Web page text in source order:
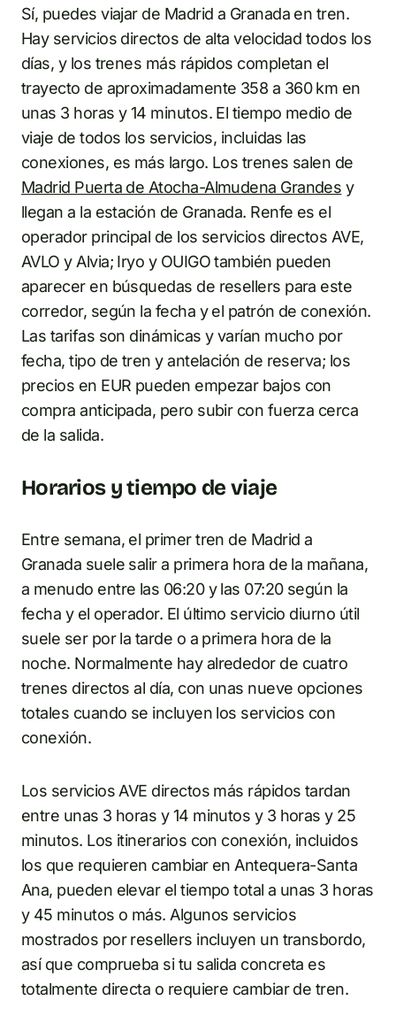
Sí, puedes viajar de Madrid a Granada en tren.
Hay servicios directos de alta velocidad todos los
días, y los trenes más rápidos completan el
trayecto de aproximadamente 358 a 360 km en
unas 3 horas y 14 minutos. El tiempo medio de
viaje de todos los servicios, incluidas las
conexiones, es más largo. Los trenes salen de
Madrid Puerta de Atocha-Almudena Grandes y
llegan a la estación de Granada. Renfe es el
operador principal de los servicios directos AVE,
AVLO y Alvia; Iryo y OUIGO también pueden
aparecer en búsquedas de resellers para este
corredor, según la fecha y el patrón de conexión.
Las tarifas son dinámicas y varían mucho por
fecha, tipo de tren y antelación de reserva; los
precios en EUR pueden empezar bajos con
compra anticipada, pero subir con fuerza cerca
de la salida.
Horarios y tiempo de viaje
Entre semana, el primer tren de Madrid a
Granada suele salir a primera hora de la mañana,
a menudo entre las 06:20 y las 07:20 según la
fecha y el operador. El último servicio diurno útil
suele ser por la tarde o a primera hora de la
noche. Normalmente hay alrededor de cuatro
trenes directos al día, con unas nueve opciones
totales cuando se incluyen los servicios con
conexión.
Los servicios AVE directos más rápidos tardan
entre unas 3 horas y 14 minutos y 3 horas y 25
minutos. Los itinerarios con conexión, incluidos
los que requieren cambiar en Antequera-Santa
Ana, pueden elevar el tiempo total a unas 3 horas
y 45 minutos o más. Algunos servicios
mostrados por resellers incluyen un transbordo,
así que comprueba si tu salida concreta es
totalmente directa o requiere cambiar de tren.